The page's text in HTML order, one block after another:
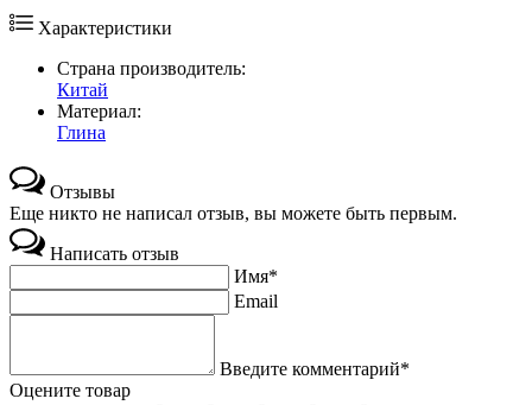
Характеристики
Страна производитель:
Китай
Материал:
Глина
Отзывы
Еще никто не написал отзыв, вы можете быть первым.
Написать отзыв
Имя*
Email
Введите комментарий*
Оцените товар